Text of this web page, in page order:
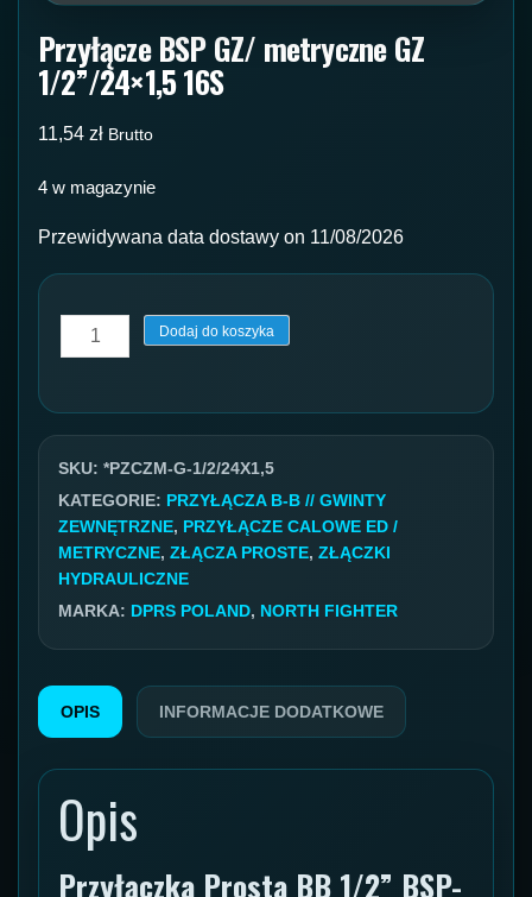
Przyłącze BSP GZ/ metryczne GZ
1/2”/24×1,5 16S
11,54 zł Brutto
4 w magazynie
Przewidywana data dostawy on 11/08/2026
ilość
Przyłącze
metryczne
GZ
1/2''/24x1,5
16S
Dodaj do koszyka
SKU: *PZCZM-G-1/2/24X1,5
KATEGORIE: PRZYŁĄCZA B-B // GWINTY
ZEWNĘTRZNE, PRZYŁĄCZE CALOWE ED /
METRYCZNE, ZŁĄCZA PROSTE, ZŁĄCZKI
HYDRAULICZNE
MARKA: DPRS POLAND, NORTH FIGHTER
OPIS INFORMACJE DODATKOWE
Opis
Przyłączka Prosta BB 1/2” BSP-